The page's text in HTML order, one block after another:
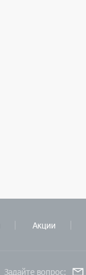
Акции
Задайте вопрос: